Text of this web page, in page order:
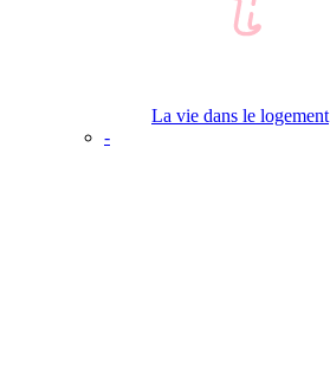
La vie dans le logement
-